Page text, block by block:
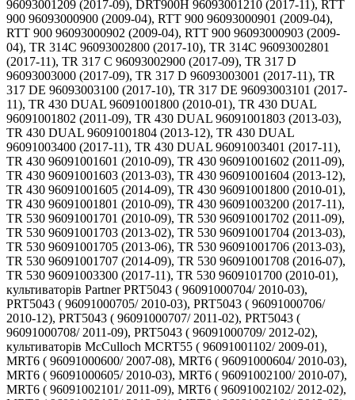
96093001209 (2017-09), DRT900H 96093001210 (2017-11), RTT
900 96093000900 (2009-04), RTT 900 96093000901 (2009-04),
RTT 900 96093000902 (2009-04), RTT 900 96093000903 (2009-
04), TR 314C 96093002800 (2017-10), TR 314C 96093002801
(2017-11), TR 317 C 96093002900 (2017-09), TR 317 D
96093003000 (2017-09), TR 317 D 96093003001 (2017-11), TR
317 DE 96093003100 (2017-10), TR 317 DE 96093003101 (2017-
11), TR 430 DUAL 96091001800 (2010-01), TR 430 DUAL
96091001802 (2011-09), TR 430 DUAL 96091001803 (2013-03),
TR 430 DUAL 96091001804 (2013-12), TR 430 DUAL
96091003400 (2017-11), TR 430 DUAL 96091003401 (2017-11),
TR 430 96091001601 (2010-09), TR 430 96091001602 (2011-09),
TR 430 96091001603 (2013-03), TR 430 96091001604 (2013-12),
TR 430 96091001605 (2014-09), TR 430 96091001800 (2010-01),
TR 430 96091001801 (2010-09), TR 430 96091003200 (2017-11),
TR 530 96091001701 (2010-09), TR 530 96091001702 (2011-09),
TR 530 96091001703 (2013-02), TR 530 96091001704 (2013-03),
TR 530 96091001705 (2013-06), TR 530 96091001706 (2013-03),
TR 530 96091001707 (2014-09), TR 530 96091001708 (2016-07),
TR 530 96091003300 (2017-11), TR 530 9609101700 (2010-01),
культиваторів Partner PRT5043 ( 96091000704/ 2010-03),
PRT5043 ( 96091000705/ 2010-03), PRT5043 ( 96091000706/
2010-12), PRT5043 ( 96091000707/ 2011-02), PRT5043 (
96091000708/ 2011-09), PRT5043 ( 96091000709/ 2012-02),
культиваторів McCulloch MCRT55 ( 96091001102/ 2009-01),
MRT6 ( 96091000600/ 2007-08), MRT6 ( 96091000604/ 2010-03),
MRT6 ( 96091000605/ 2010-03), MRT6 ( 96091002100/ 2010-07),
MRT6 ( 96091002101/ 2011-09), MRT6 ( 96091002102/ 2012-02),